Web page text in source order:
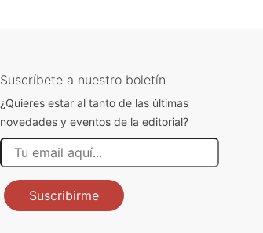
Suscríbete a nuestro boletín
¿Quieres estar al tanto de las últimas
novedades y eventos de la editorial?
Suscribirme